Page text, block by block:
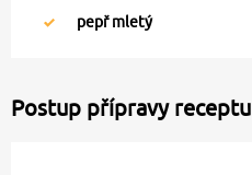
pepř mletý
Postup přípravy receptu